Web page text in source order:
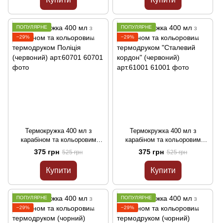
ПОПУЛЯРНЕ
−29%
Термокружка 400 мл з
карабіном та кольоровим
термодруком Поліція
(червоний) арт.60701
375 грн 525 грн
Купити
ПОПУЛЯРНЕ
−29%
Термокружка 400 мл з
карабіном та кольоровим
термодруком "Сталевий
кордон" (червоний) арт.61001
375 грн 525 грн
Купити
ПОПУЛЯРНЕ
−29%
ПОПУЛЯРНЕ
−29%